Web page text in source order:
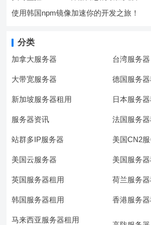
使用韩国npm镜像加速你的开发之旅！
分类
加拿大服务器 台湾服务器
大带宽服务器 德国服务
新加坡服务器租用 日本服务
服务器资讯 法国服务
站群多IP服务器 美国CN2
美国云服务器 美国服务
英国服务器租用 荷兰服务
韩国服务器租用 香港服务
马来西亚服务器租用